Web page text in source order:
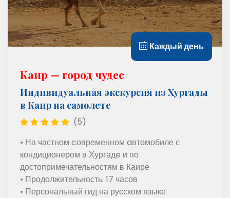
Каждый день
Каир — город чудес
Индивидуальная экскурсия из Хургады
в Каир на самолете
(5)
• На частном cовременном aвтомобиле с
кондиционером в Хургадe и по
достопримечательностям в Каире
• Продолжительность: 17 часов
• Персональный гид на русском языке